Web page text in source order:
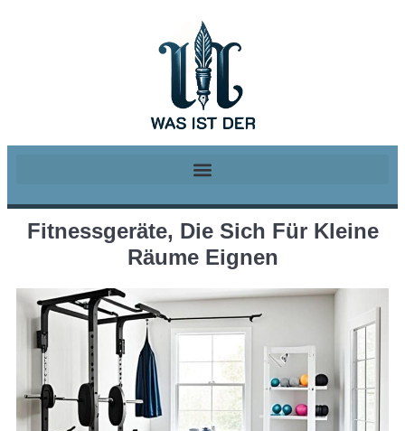
Fitnessgeräte, Die Sich Für Kleine
Räume Eignen